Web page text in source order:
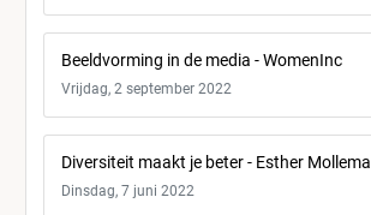
Beeldvorming in de media - WomenInc
Vrijdag, 2 september 2022
Diversiteit maakt je beter - Esther Mollema
Dinsdag, 7 juni 2022